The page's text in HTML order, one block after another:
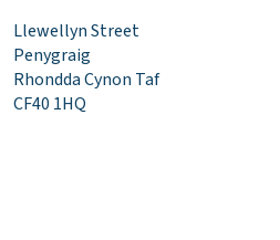
Llewellyn Street
Penygraig
Rhondda Cynon Taf
CF40 1HQ